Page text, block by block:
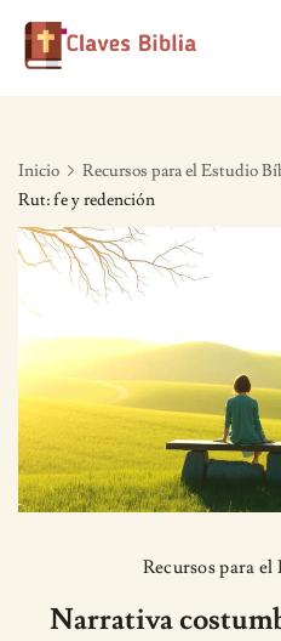
Skip
Inicio Recursos para el Estudio
Rut: fe y redención
Recursos para
Narrativa